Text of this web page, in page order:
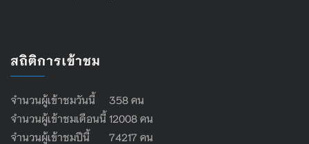
สถิติการเข้าชม
จำนวนผู้เข้าชมวันนี้ 358 คน
จำนวนผู้เข้าชมเดือนนี้ 12008 คน
จำนวนผู้เข้าชมปีนี้ 74217 คน